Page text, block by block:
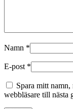
Namn *
E-post *
Spara mitt
webbläsare till nästa